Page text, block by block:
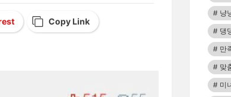
Copy Link
냥
댕
만
맞
미